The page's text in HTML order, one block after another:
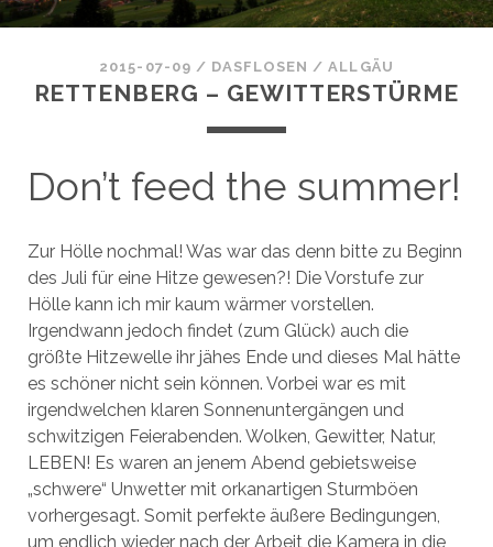
2015-07-09 / DASFLOSEN /ALLGÄU
RETTENBERG – GEWITTERSTÜRME
Don’t feed the summer!
Zur Hölle nochmal! Was war das denn bitte zu Beginn
des Juli für eine Hitze gewesen?! Die Vorstufe zur
Hölle kann ich mir kaum wärmer vorstellen.
Irgendwann jedoch findet (zum Glück) auch die
größte Hitzewelle ihr jähes Ende und dieses Mal hätte
es schöner nicht sein können. Vorbei war es mit
irgendwelchen klaren Sonnenuntergängen und
schwitzigen Feierabenden. Wolken, Gewitter, Natur,
LEBEN! Es waren an jenem Abend gebietsweise
„schwere“ Unwetter mit orkanartigen Sturmböen
vorhergesagt. Somit perfekte äußere Bedingungen,
um endlich wieder nach der Arbeit die Kamera in die